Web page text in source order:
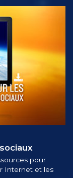
pour
Internet et les